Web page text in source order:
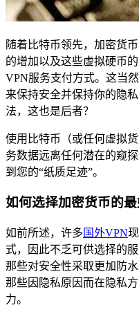
随着比特币领先，加密货
的增加以及这些虚拟硬币
VPN服务支付方式。这当
来保持安全并保持你的隐
法，这也是后者？
使用比特币（或任何虚拟
务数据远离任何潜在的窥
到您的“纸质足迹”。
如何选择加密货币的
如前所述，许多 国外VPN
式，因此不乏可供选择的
那些对安全性采取更加防
那些因隐私原因而在隐私
力。